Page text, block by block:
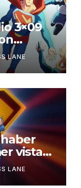
3×09
LANE
vistazo
LANE